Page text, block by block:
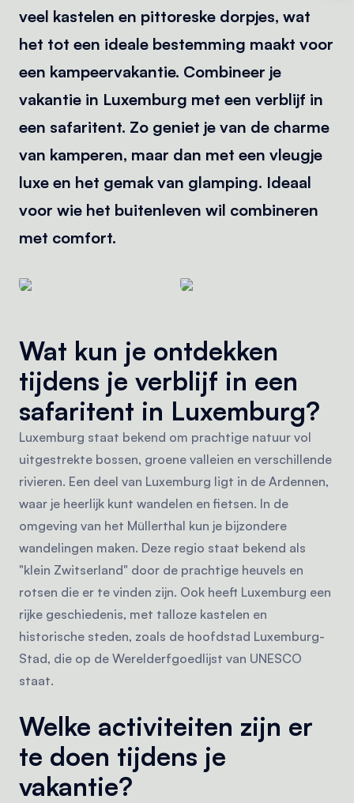
veel kastelen en pittoreske dorpjes, wat
het tot een ideale bestemming maakt voor
een kampeervakantie. Combineer je
vakantie in Luxemburg met een verblijf in
een safaritent. Zo geniet je van de charme
van kamperen, maar dan met een vleugje
luxe en het gemak van glamping. Ideaal
voor wie het buitenleven wil combineren
met comfort.
Wat kun je ontdekken
tijdens je verblijf in een
safaritent in Luxemburg?
Luxemburg staat bekend om prachtige natuur vol
uitgestrekte bossen, groene valleien en verschillende
rivieren. Een deel van Luxemburg ligt in de Ardennen,
waar je heerlijk kunt wandelen en fietsen. In de
omgeving van het Müllerthal kun je bijzondere
wandelingen maken. Deze regio staat bekend als
"klein Zwitserland" door de prachtige heuvels en
rotsen die er te vinden zijn. Ook heeft Luxemburg een
rijke geschiedenis, met talloze kastelen en
historische steden, zoals de hoofdstad Luxemburg-
Stad, die op de Werelderfgoedlijst van UNESCO
staat.
Welke activiteiten zijn er
te doen tijdens je
vakantie?